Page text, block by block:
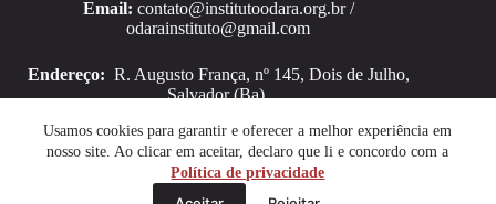
Usamos cookies para garantir e oferecer a melhor experiência em
nosso site. Ao clicar em aceitar, declaro que li e concordo com a
Política de privacidade
Email: contato@institutoodara.org.br /
odarainstituto@gmail.com
Endereço: R. Augusto França, nº 145, Dois de Julho,
Salvador (Ba).